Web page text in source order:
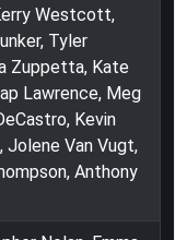
Westcott,
Tyler
Zuppetta, Kate
Lawrence, Meg
Kevin
Jolene Van Vugt,
Anthony